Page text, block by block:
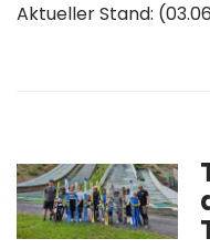
Aktueller Stand: